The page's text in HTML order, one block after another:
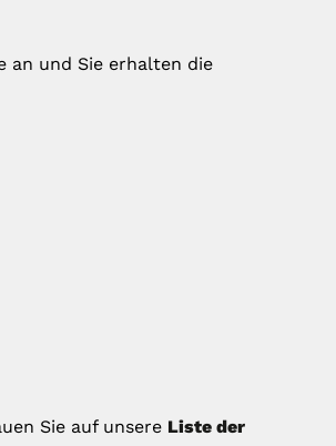
an und Sie erhalten die
Sie auf unsere Liste der